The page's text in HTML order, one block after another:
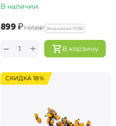
В наличии
‍899‍₽‍1 058‍₽ Экономия:‍159‍₽
В корзину
+
−
СКИДКА 18%